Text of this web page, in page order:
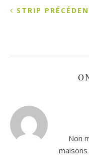
STRIP
Non
maisons